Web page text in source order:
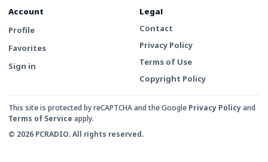
Account
Profile
Favorites
Sign in
Legal
Contact
Privacy Policy
Terms of Use
Copyright Policy
This site is protected by reCAPTCHA and the Google Privacy Policyand
Terms of Service apply.
© 2026 PCRADIO. All rights reserved.